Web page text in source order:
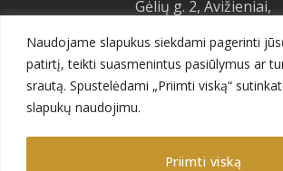
Naudojame slapukus siekdami pagerinti
patirtį, teikti suasmenintus pasiūlymus ar
srautą. Spustelėdami „Priimti viską“
slapukų naudojimu.
Priimti viską
Gėlių g. 2, Avižieniai,
LT-14184 Vilnius,
Lietuva
+370 626 12201
sales@gajadecor.com